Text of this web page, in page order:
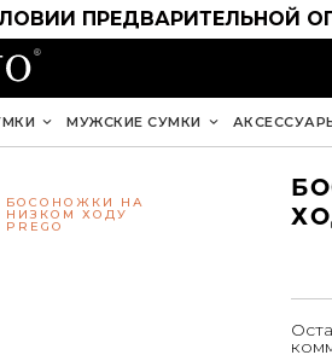
ПРЕДВАРИТЕЛЬНОЙ
МУЖСКИЕ СУМКИ
БОСОНОЖКИ НА
НИЗКОМ ХОДУ
PREGO